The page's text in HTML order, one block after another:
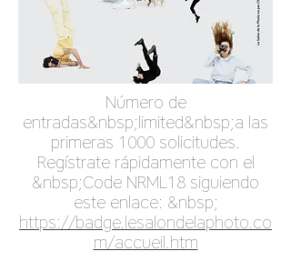
Número de
entradas&nbsp;limited&nbsp;a las
primeras 1000 solicitudes.
Regístrate rápidamente con el
&nbsp;Code NRML18 siguiendo
este enlace: &nbsp;
https://badge.lesalondelaphoto.co
m/accueil.htm